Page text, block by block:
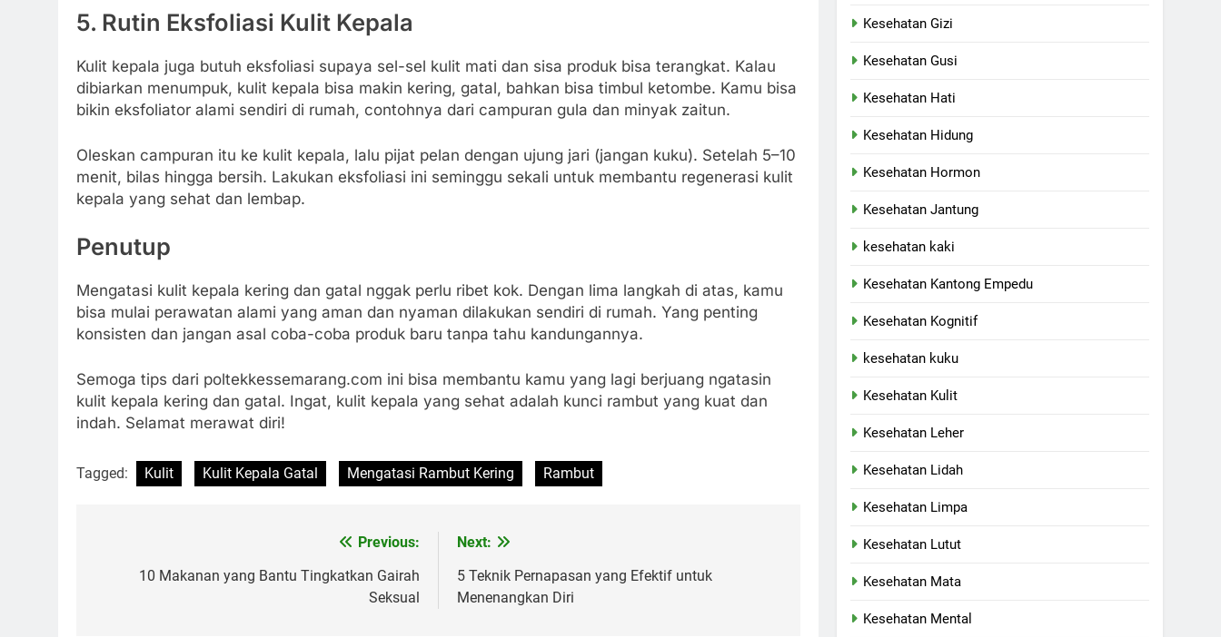
5. Rutin Eksfoliasi Kulit Kepala
Kulit kepala juga butuh eksfoliasi supaya sel-sel kulit mati dan sisa produk bisa terangkat. Kalau
dibiarkan menumpuk, kulit kepala bisa makin kering, gatal, bahkan bisa timbul ketombe. Kamu bisa
bikin eksfoliator alami sendiri di rumah, contohnya dari campuran gula dan minyak zaitun.
Oleskan campuran itu ke kulit kepala, lalu pijat pelan dengan ujung jari (jangan kuku). Setelah 5–10
menit, bilas hingga bersih. Lakukan eksfoliasi ini seminggu sekali untuk membantu regenerasi kulit
kepala yang sehat dan lembap.
Penutup
Mengatasi kulit kepala kering dan gatal nggak perlu ribet kok. Dengan lima langkah di atas, kamu
bisa mulai perawatan alami yang aman dan nyaman dilakukan sendiri di rumah. Yang penting
konsisten dan jangan asal coba-coba produk baru tanpa tahu kandungannya.
Semoga tips dari poltekkessemarang.com ini bisa membantu kamu yang lagi berjuang ngatasin
kulit kepala kering dan gatal. Ingat, kulit kepala yang sehat adalah kunci rambut yang kuat dan
indah. Selamat merawat diri!
Tagged: Kulit Kulit Kepala Gatal Mengatasi Rambut Kering Rambut
Previous:
10 Makanan yang Bantu Tingkatkan Gairah
Seksual
Next:
5 Teknik Pernapasan yang Efektif untuk
Menenangkan Diri
Kesehatan Gizi
Kesehatan Gusi
Kesehatan Hati
Kesehatan Hidung
Kesehatan Hormon
Kesehatan Jantung
kesehatan kaki
Kesehatan Kantong Empedu
Kesehatan Kognitif
kesehatan kuku
Kesehatan Kulit
Kesehatan Leher
Kesehatan Lidah
Kesehatan Limpa
Kesehatan Lutut
Kesehatan Mata
Kesehatan Mental